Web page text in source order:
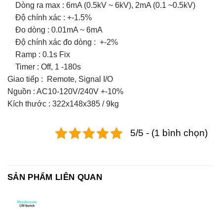
Dòng ra max : 6mA (0.5kV ~ 6kV), 2mA (0.1 ~0.5kV)
Độ chính xác : +-1.5%
Đo dòng : 0.01mA ~ 6mA
Độ chính xác đo dòng : +-2%
Ramp : 0.1s Fix
Timer : Off, 1 -180s
Giao tiếp : Remote, Signal I/O
Nguồn : AC10-120V/240V +-10%
Kích thước : 322x148x385 / 9kg
5/5 - (1 bình chọn)
SẢN PHẨM LIÊN QUAN